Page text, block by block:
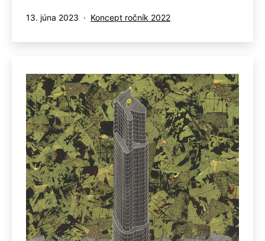
Publikované
13. júna 2023
Kategorizované
Koncept ročník 2022